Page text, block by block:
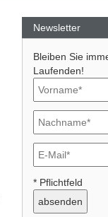
Newsletter
Bleiben Sie
Laufenden!
* Pflichtfeld